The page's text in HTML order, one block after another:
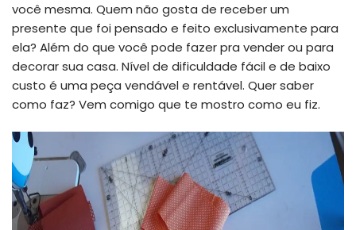
você mesma. Quem não gosta de receber um
presente que foi pensado e feito exclusivamente para
ela? Além do que você pode fazer pra vender ou para
decorar sua casa. Nível de dificuldade fácil e de baixo
custo é uma peça vendável e rentável. Quer saber
como faz? Vem comigo que te mostro como eu fiz.